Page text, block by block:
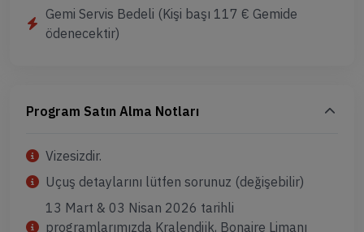
Gemi Servis Bedeli (Kişi başı 117 € Gemide
ödenecektir)
Program Satın Alma Notları
Vizesizdir.
Uçuş detaylarını lütfen sorunuz (değişebilir)
13 Mart & 03 Nisan 2026 tarihli
programlarımızda Kralendijk, Bonaire Limanı